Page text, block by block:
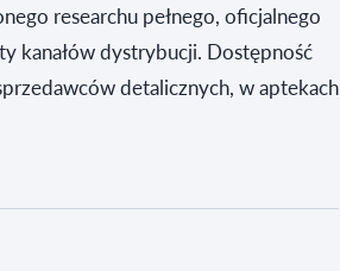
researchu pełnego, oficjalnego
kanałów dystrybucji. Dostępność
detalicznych, w aptekach